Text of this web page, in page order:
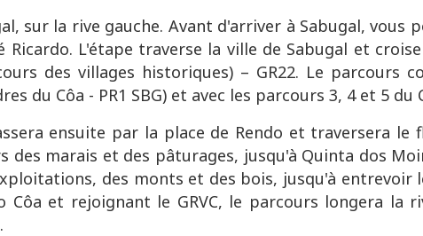
sur la rive gauche. Avant d'arriver à Sabugal, vous
L'étape traverse la ville de Sabugal et
des villages historiques) – GR22. Le parcours
du Côa - PR1 SBG) et avec les parcours 3, 4 et 5 du
ensuite par la place de Rendo et traversera le
des marais et des pâturages, jusqu'à Quinta dos
des monts et des bois, jusqu'à entrevoir
et rejoignant le GRVC, le parcours longera la